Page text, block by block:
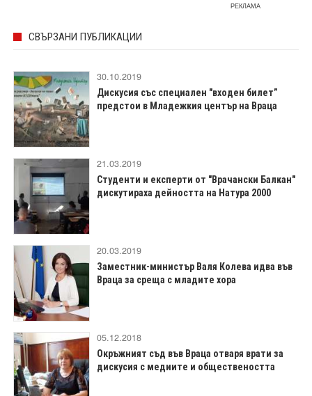
РЕКЛАМА
СВЪРЗАНИ ПУБЛИКАЦИИ
30.10.2019
Дискусия със специален "входен билет”
предстои в Младежкия център на Враца
21.03.2019
Студенти и експерти от "Врачански Балкан"
дискутираха дейността на Натура 2000
20.03.2019
Заместник-министър Валя Колева идва във
Враца за среща с младите хора
05.12.2018
Окръжният съд във Враца отваря врати за
дискусия с медиите и обществеността